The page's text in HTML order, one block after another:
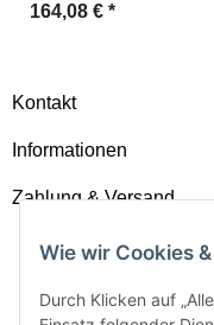
Wie wir Cookies
Durch Klicken auf
164,08 € *
Kontakt
Informationen
Zahlung & Versand